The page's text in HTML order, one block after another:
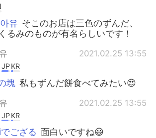
유 そこのお店は三色のずんだ、
るみのものが有名らしいです！
2021.02.25 13:55
JPKR
塊 私もずんだ餅食べてみたい😍
2021.02.25 13:55
JPKR
ござる 面白いですね😃